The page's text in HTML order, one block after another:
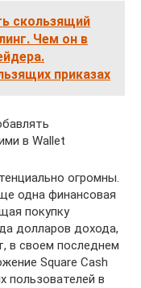
скользящий
Чем он в
приказах
в Wallet
огромны.
одна финансовая
покупку
долларов дохода,
в своем последнем
Square Cash
пользователей в